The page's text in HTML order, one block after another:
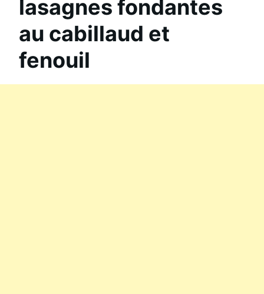
lasagnes fondantes
au cabillaud et
fenouil